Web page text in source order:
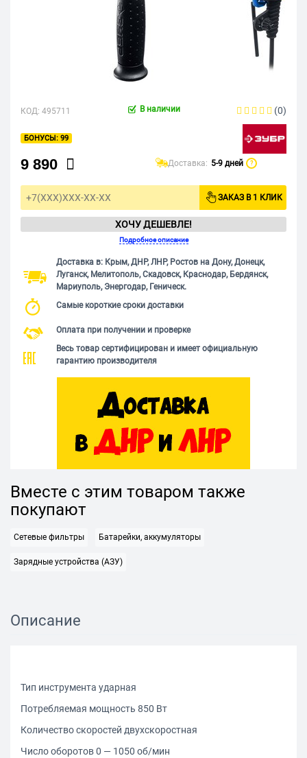
КОД: 495711 В наличии (0)
99
9 890 Доставка: 5-9 дней ?
ЗАКАЗ В 1 КЛИК
ХОЧУ ДЕШЕВЛЕ!
Подробное описание
Доставка в: Крым, ДНР, ЛНР, Ростов на Дону, Донецк,
Луганск, Мелитополь, Скадовск, Краснодар, Бердянск,
Мариуполь, Энергодар, Геническ.
Самые короткие сроки доставки
Оплата при получении и проверке
Весь товар сертифицирован и имеет официальную
гарантию производителя
Вместе с этим товаром также
покупают
Сетевые фильтры Батарейки, аккумуляторы
Зарядные устройства (АЗУ)
Описание
Тип инструмента ударная
Потребляемая мощность 850 Вт
Количество скоростей двухскоростная
Число оборотов 0 — 1050 об/мин